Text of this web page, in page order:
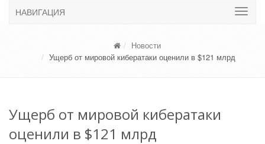
НАВИГАЦИЯ
Новости
Ущерб от мировой кибератаки оценили в $121 млрд
Ущерб от мировой кибератаки
оценили в $121 млрд